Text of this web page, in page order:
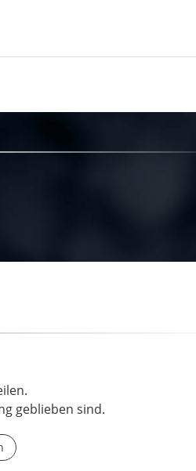
geblieben sind.